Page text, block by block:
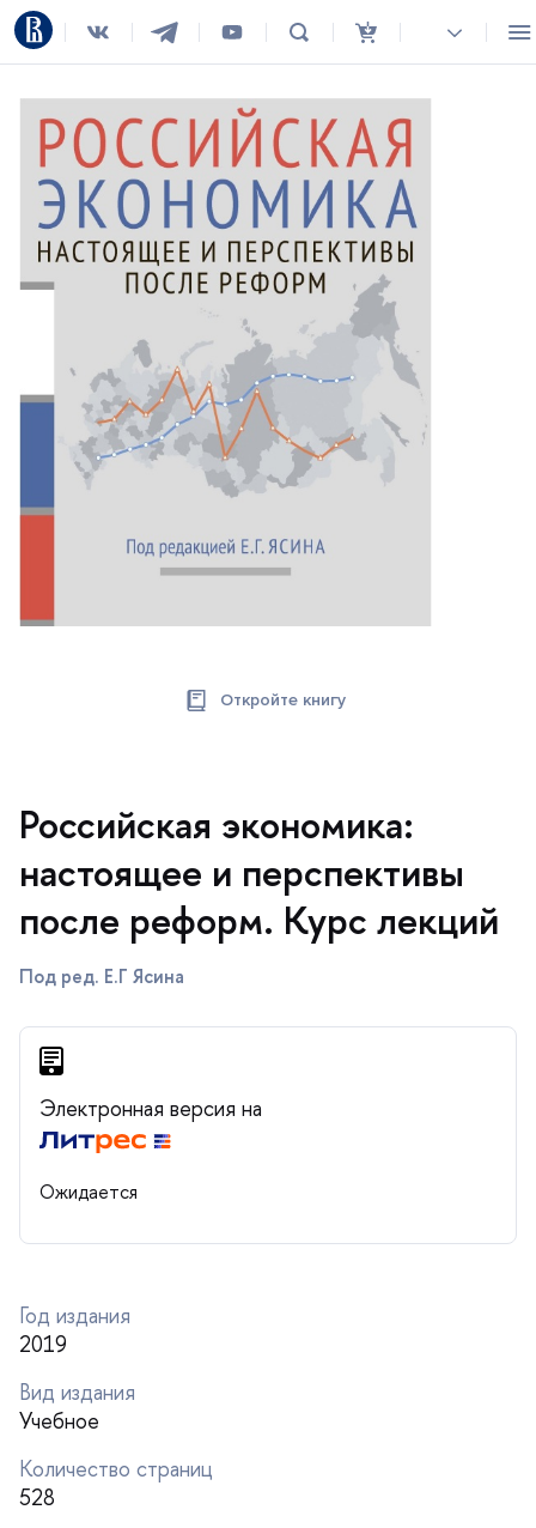
Откройте книгу
Российская экономика:
настоящее и перспективы
после реформ. Курс лекций
Под ред. Е.Г Ясина
Электронная версия на
Ожидается
Год издания
2019
ид издания
Учебное
Количество страниц
528